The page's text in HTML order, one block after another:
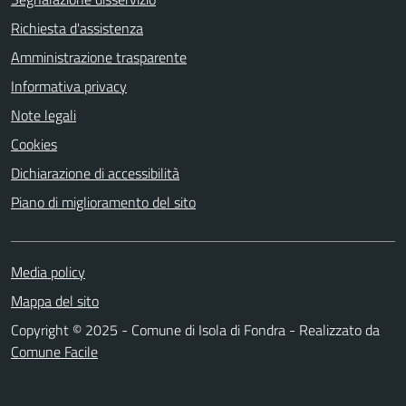
Richiesta d'assistenza
Amministrazione trasparente
Informativa privacy
Note legali
Cookies
Dichiarazione di accessibilità
Piano di miglioramento del sito
Media policy
Mappa del sito
Copyright © 2025 - Comune di Isola di Fondra - Realizzato da
Comune Facile